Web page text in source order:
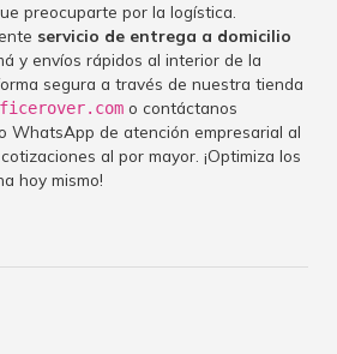
preocuparte por la logística.
servicio de entrega a domicilio
y envíos rápidos al interior de la
segura a través de nuestra tienda
o contáctanos
WhatsApp de atención empresarial al
al por mayor. ¡Optimiza los
hoy mismo!